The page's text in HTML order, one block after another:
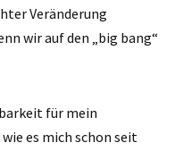
Veränderung
wir auf den „big bang“
für mein
es mich schon seit